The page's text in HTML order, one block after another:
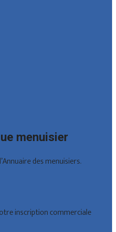
menuisier
des menuisiers.
inscription commerciale